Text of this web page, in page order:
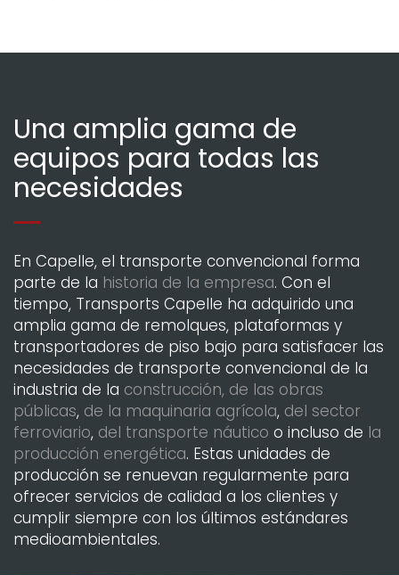
Una amplia gama de
equipos para todas las
necesidades
En Capelle, el transporte convencional forma
parte de la historia de la empresa. Con el
tiempo, Transports Capelle ha adquirido una
amplia gama de remolques, plataformas y
transportadores de piso bajo para satisfacer las
necesidades de transporte convencional de la
industria de la construcción, de las obras
públicas, de la maquinaria agrícola, del sector
ferroviario, del transporte náutico o incluso de la
producción energética. Estas unidades de
producción se renuevan regularmente para
ofrecer servicios de calidad a los clientes y
cumplir siempre con los últimos estándares
medioambientales.